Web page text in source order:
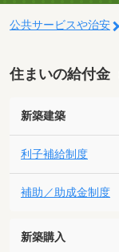
公共サービスや治安
住まいの給付金
新築建築
利子補給制度
補助／助成金制度
新築購入